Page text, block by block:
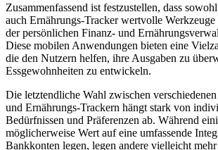
Zusammenfassend ist festzustellen, dass
auch Ernährungs-Tracker wertvolle Werkzeuge
der persönlichen Finanz- und
Diese mobilen Anwendungen bieten eine
die den Nutzern helfen, ihre Ausgaben zu
Essgewohnheiten zu entwickeln.
Die letztendliche Wahl zwischen
und Ernährungs-Trackern hängt stark von
Bedürfnissen und Präferenzen ab. Während
möglicherweise Wert auf eine umfassende
Bankkonten legen, legen andere vielleicht